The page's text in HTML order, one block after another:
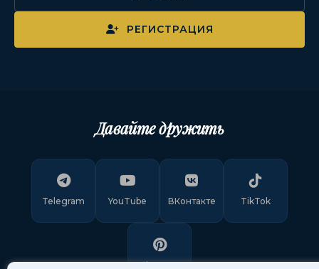
РЕГИСТРАЦИЯ
Давайте дружить
Telegram YouTube ВКонтакте TikTok
Pinterest